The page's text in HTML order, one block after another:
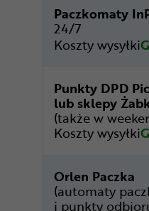
Paczkomaty
24/7
Koszty wysyłki
Punkty DPD
lub sklepy
(także w
Koszty wysyłki
Orlen Paczka
(automaty
i punkty